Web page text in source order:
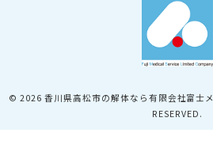
© 2026 香川県高松市の解体なら有限会社富士
RESERVED.